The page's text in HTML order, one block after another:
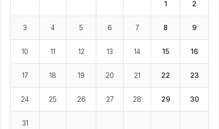
1 2
3 4 5 6 7 8 9
10 11 12 13 14 15 16
17 18 19 20 21 22 23
24 25 26 27 28 29 30
31